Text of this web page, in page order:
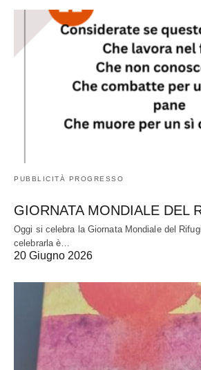
PUBBLICITÀ PROGRESSO
GIORNATA MONDIALE DEL
Oggi si celebra la Giornata Mondiale del
celebrarla è…
20 Giugno 2026